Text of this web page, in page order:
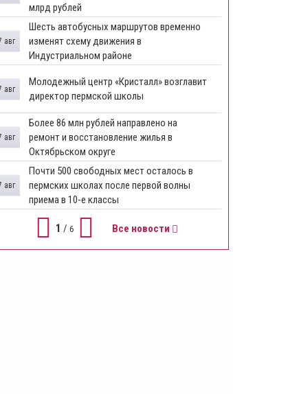
млрд рублей
Шесть автобусных маршрутов временно
изменят схему движения в
Индустриальном районе
авг
Молодежный центр «Кристалл» возглавит
директор пермской школы
авг
Более 86 млн рублей направлено на
ремонт и восстановление жилья в
Октябрьском округе
авг
Почти 500 свободных мест осталось в
пермских школах после первой волны
приема в 10-е классы
авг
1 / 6 Все новости